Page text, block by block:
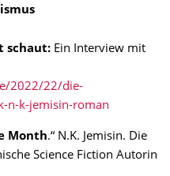
schaut: Ein Interview mit
2022/22/die-
n-k-jemisin-roman
Month.“ N.K. Jemisin. Die
Science Fiction Autorin